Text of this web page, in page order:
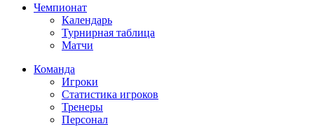
Чемпионат
Календарь
Турнирная таблица
Матчи
Команда
Игроки
Статистика игроков
Тренеры
Персонал